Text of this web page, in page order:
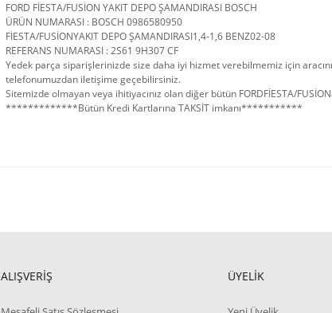
FORD FİESTA/FUSİON YAKIT DEPO ŞAMANDIRASI BOSCH
ÜRÜN NUMARASI : BOSCH 0986580950
FİESTA/FUSİONYAKIT DEPO ŞAMANDIRASI1,4-1,6 BENZ02-08
REFERANS NUMARASI : 2S61 9H307 CF
Yedek parça siparişlerinizde size daha iyi hizmet verebilmemiz için
telefonumuzdan iletişime geçebilirsiniz.
Sitemizde olmayan veya ihitiyacınız olan diğer bütün FORDFİESTA/
*************Bütün Kredi Kartlarına TAKSİT imkanı***********
ALIŞVERİŞ ÜYELİK